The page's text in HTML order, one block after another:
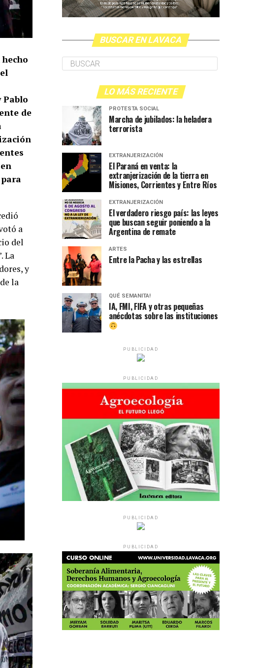
Pablo
de
a
del
La
y
la
BUSCAR EN LAVACA
LO MÁS RECIENTE
PROTESTA SOCIAL
Marcha de jubilados: la heladera
terrorista
EXTRANJERIZACIÓN
El Paraná en venta: la
extranjerización de la tierra en
Misiones, Corrientes y Entre Ríos
EXTRANJERIZACIÓN
El verdadero riesgo país: las leyes
que buscan seguir poniendo a la
Argentina de remate
ARTES
Entre la Pacha y las estrellas
QUÉ SEMANITA!
IA, FMI, FIFA y otras pequeñas
anécdotas sobre las instituciones
PUBLICIDAD
PUBLICIDAD
PUBLICIDAD
PUBLICIDAD